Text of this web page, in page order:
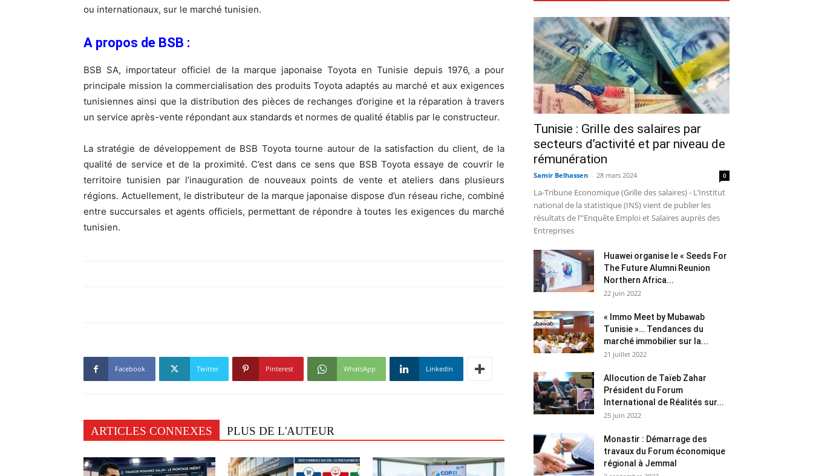
ou internationaux, sur le marché tunisien.
A propos de BSB :
BSB SA, importateur officiel de la marque japonaise Toyota en Tunisie depuis 1976, a pour
principale mission la commercialisation des produits Toyota adaptés au marché et aux exigences
tunisiennes ainsi que la distribution des pièces de rechanges d’origine et la réparation à travers
un service après-vente répondant aux standards et normes de qualité établis par le constructeur.
La stratégie de développement de BSB Toyota tourne autour de la satisfaction du client, de la
qualité de service et de la proximité. C’est dans ce sens que BSB Toyota essaye de couvrir le
territoire tunisien par l’inauguration de nouveaux points de vente et ateliers dans plusieurs
régions. Actuellement, le distributeur de la marque japonaise dispose d’un réseau riche, combiné
entre succursales et agents officiels, permettant de répondre à toutes les exigences du marché
tunisien.
Facebook Twitter Pinterest WhatsApp Linkedin
ARTICLES CONNEXES PLUS DE L'AUTEUR
Tunisie : Grille des salaires par
secteurs d’activité et par niveau de
rémunération
Samir Belhassen - 28 mars 2024 0
La-Tribune Economique (Grille des salaires) - L’Institut
national de la statistique (INS) vient de publier les
résultats de l’"Enquête Emploi et Salaires auprès des
Entreprises
Huawei organise le « Seeds For
The Future Alumni Reunion
Northern Africa...
22 juin 2022
« Immo Meet by Mubawab
Tunisie »… Tendances du
marché immobilier sur la...
21 juillet 2022
Allocution de Taïeb Zahar
Président du Forum
International de Réalités sur...
25 juin 2022
Monastir : Démarrage des
travaux du Forum économique
régional à Jemmal